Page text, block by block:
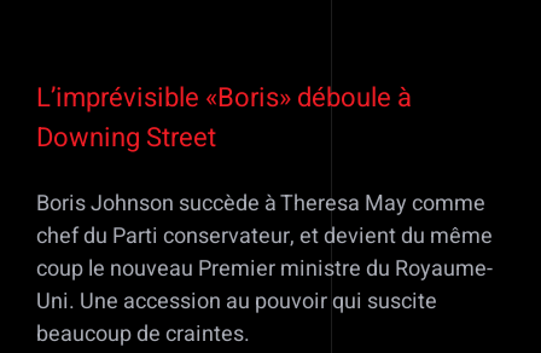
l'image
agrandie
L’imprévisible «Boris» déboule à
Downing Street
Boris Johnson succède à Theresa May comme
chef du Parti conservateur, et devient du même
coup le nouveau Premier ministre du Royaume-
Uni. Une accession au pouvoir qui suscite
beaucoup de craintes.